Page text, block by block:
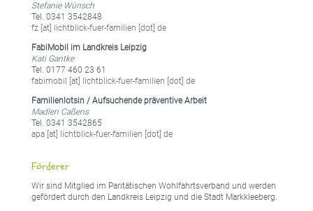
Stefanie Wünsch
Tel. 0341 3542848
fz [at] lichtblick-fuer-familien [dot] de
FabiMobil im Landkreis Leipzig
Kati Gantke
Tel. 0177 460 23 61
fabimobil [at] lichtblick-fuer-familien [dot] de
Familienlotsin / Aufsuchende präventive Arbeit
Madlen Caßens
Tel. 0341 3542865
apa [at] lichtblick-fuer-familien [dot] de
Förderer
Wir sind Mitglied im Paritätischen Wohlfahrtsverband und werden
gefördert durch den Landkreis Leipzig und die Stadt Markkleeberg.